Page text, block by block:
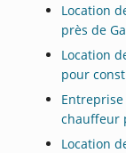
Location
près de
Location
pour
chauffeur
Location